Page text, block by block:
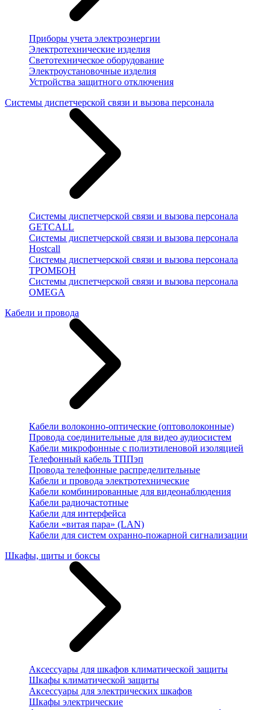
Приборы учета электроэнергии
Электротехнические изделия
Светотехническое оборудование
Электроустановочные изделия
Устройства защитного отключения
Системы диспетчерской связи и вызова персонала
Системы диспетчерской связи и вызова персонала
GETCALL
Системы диспетчерской связи и вызова персонала
Hostcall
Системы диспетчерской связи и вызова персонала
ТРОМБОН
Системы диспетчерской связи и вызова персонала
OMEGA
Кабели и провода
Кабели волоконно-оптические (оптоволоконные)
Провода соединительные для видео аудиосистем
Кабели микрофонные с полиэтиленовой изоляцией
Телефонный кабель ТППэп
Провода телефонные распределительные
Кабели и провода электротехнические
Кабели комбинированные для видеонаблюдения
Кабели радиочастотные
Кабели для интерфейса
Кабели «витая пара» (LAN)
Кабели для систем охранно-пожарной сигнализации
Шкафы, щиты и боксы
Аксессуары для шкафов климатической защиты
Шкафы климатической защиты
Аксессуары для электрических шкафов
Шкафы электрические